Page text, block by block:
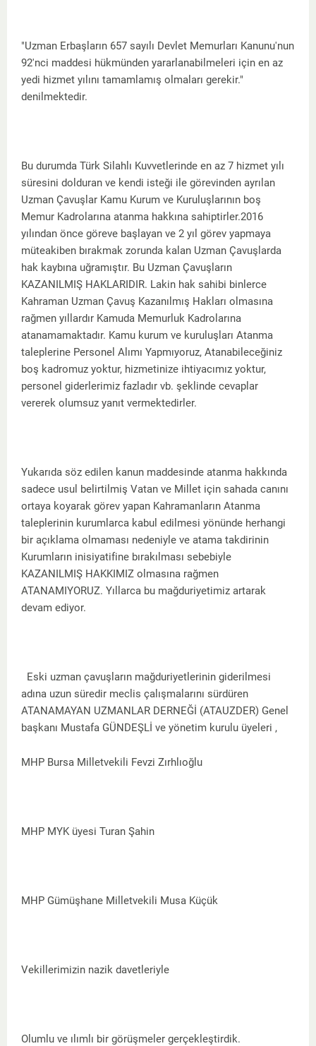
"Uzman Erbaşların 657 sayılı Devlet Memurları Kanunu'nun
92'nci maddesi hükmünden yararlanabilmeleri için en az
yedi hizmet yılını tamamlamış olmaları gerekir."
denilmektedir.
Bu durumda Türk Silahlı Kuvvetlerinde en az 7 hizmet yılı
süresini dolduran ve kendi isteği ile görevinden ayrılan
Uzman Çavuşlar Kamu Kurum ve Kuruluşlarının boş
Memur Kadrolarına atanma hakkına sahiptirler.2016
yılından önce göreve başlayan ve 2 yıl görev yapmaya
müteakiben bırakmak zorunda kalan Uzman Çavuşlarda
hak kaybına uğramıştır. Bu Uzman Çavuşların
KAZANILMIŞ HAKLARIDIR. Lakin hak sahibi binlerce
Kahraman Uzman Çavuş Kazanılmış Hakları olmasına
rağmen yıllardır Kamuda Memurluk Kadrolarına
atanamamaktadır. Kamu kurum ve kuruluşları Atanma
taleplerine Personel Alımı Yapmıyoruz, Atanabileceğiniz
boş kadromuz yoktur, hizmetinize ihtiyacımız yoktur,
personel giderlerimiz fazladır vb. şeklinde cevaplar
vererek olumsuz yanıt vermektedirler.
Yukarıda söz edilen kanun maddesinde atanma hakkında
sadece usul belirtilmiş Vatan ve Millet için sahada canını
ortaya koyarak görev yapan Kahramanların Atanma
taleplerinin kurumlarca kabul edilmesi yönünde herhangi
bir açıklama olmaması nedeniyle ve atama takdirinin
Kurumların inisiyatifine bırakılması sebebiyle
KAZANILMIŞ HAKKIMIZ olmasına rağmen
ATANAMIYORUZ. Yıllarca bu mağduriyetimiz artarak
devam ediyor.
Eski uzman çavuşların mağduriyetlerinin giderilmesi
adına uzun süredir meclis çalışmalarını sürdüren
ATANAMAYAN UZMANLAR DERNEĞİ (ATAUZDER) Genel
başkanı Mustafa GÜNDEŞLİ ve yönetim kurulu üyeleri ,
MHP Bursa Milletvekili Fevzi Zırhlıoğlu
MHP MYK üyesi Turan Şahin
MHP Gümüşhane Milletvekili Musa Küçük
Vekillerimizin nazik davetleriyle
Olumlu ve ılımlı bir görüşmeler gerçekleştirdik.